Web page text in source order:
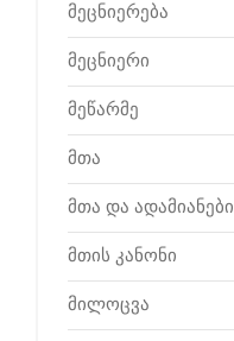
მეცნიერება
მეცნიერი
მეწარმე
მთა
მთა და ადამიანები
მთის კანონი
მილოცვა